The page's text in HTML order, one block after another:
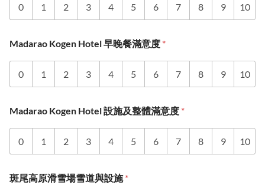
0 1 2 3 4 5 6 7 8 9 10
Madarao Kogen Hotel 早晚餐滿意度 *
0 1 2 3 4 5 6 7 8 9 10
Madarao Kogen Hotel 設施及整體滿意度 *
0 1 2 3 4 5 6 7 8 9 10
斑尾高原滑雪場雪道與設施*